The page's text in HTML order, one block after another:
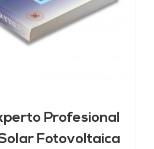
Profesional
Fotovoltaica